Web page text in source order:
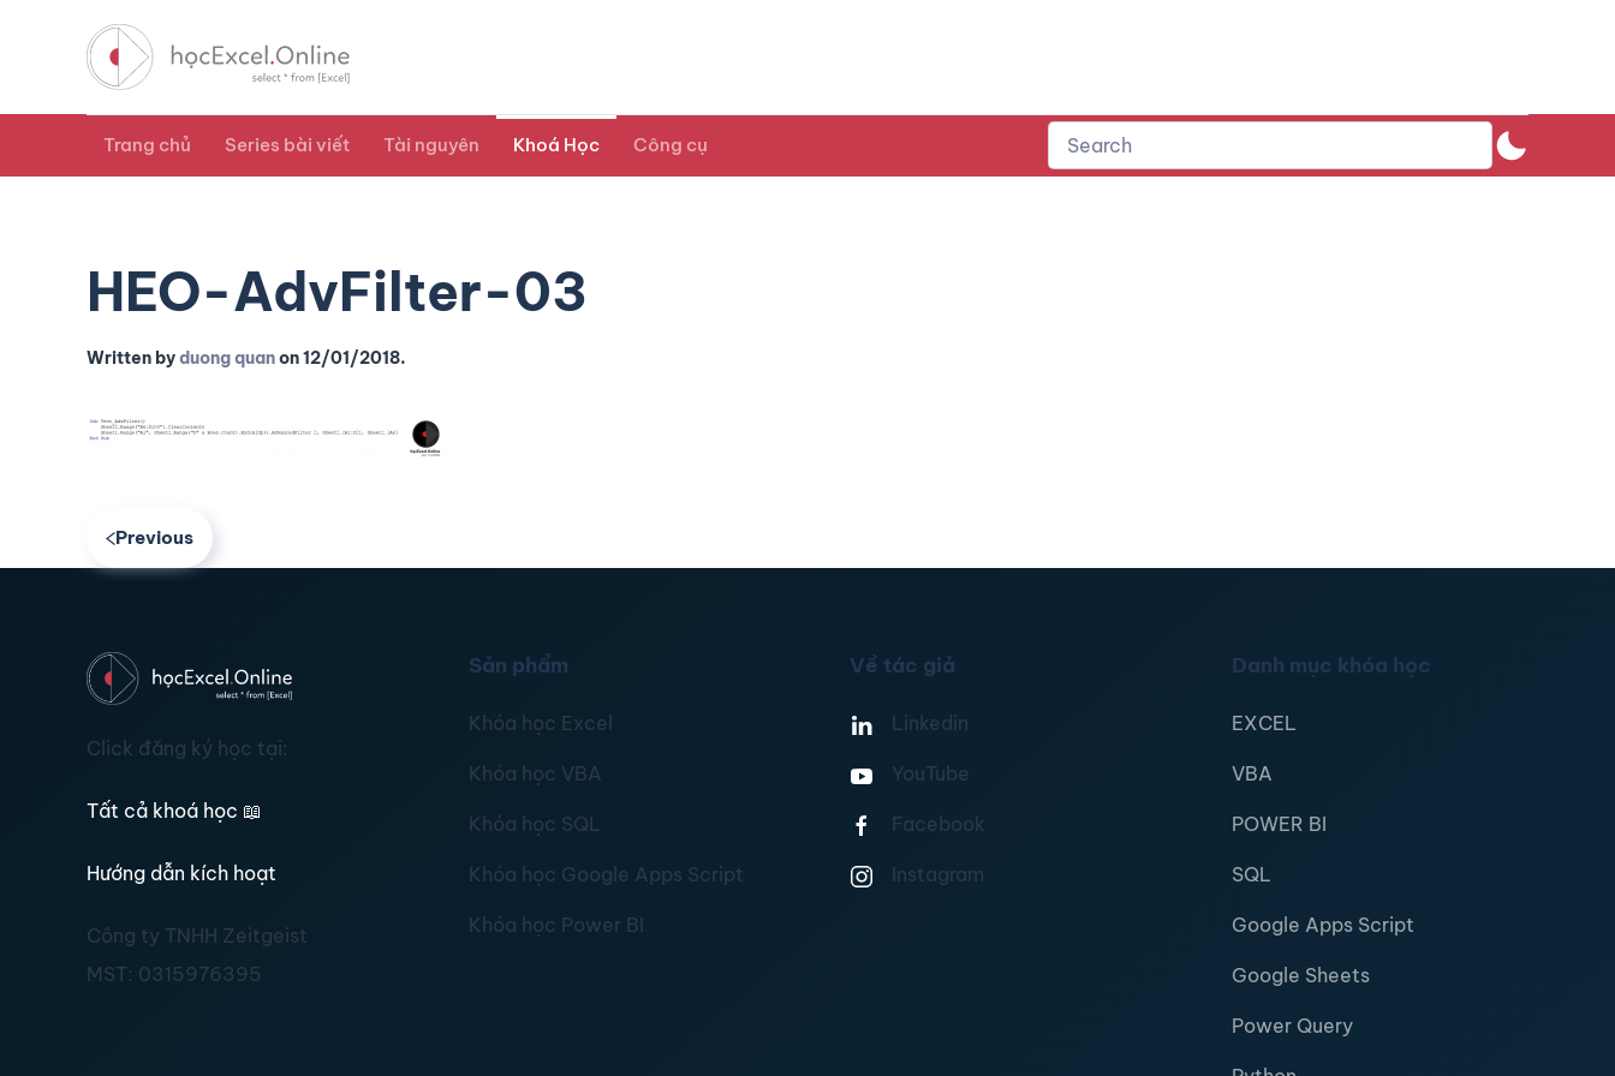
Trang chủ Series bài viết Tài nguyên Khoá Học Công cụ
HEO-AdvFilter-03
Written byduong quanon12/01/2018.
Previous
Click đăng ký học tại:
Tất cả khoá học 📖
Hướng dẫn kích hoạt
Công ty TNHH Zeitgeist
MST: 0315976395
Sản phẩm
Khóa học Excel
Khóa học VBA
Khóa học SQL
Khóa học Google Apps Script
Khóa học Power BI
Về tác giả
Linkedin
YouTube
Facebook
Instagram
Danh mục khóa học
EXCEL
VBA
POWER BI
SQL
Google Apps Script
Google Sheets
Power Query